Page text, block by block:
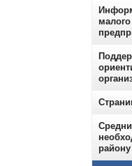
району